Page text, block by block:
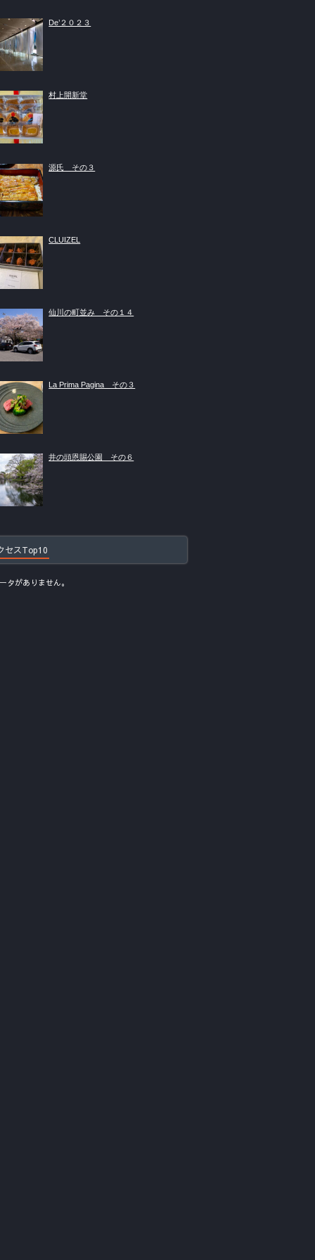
De’２０２３
村上開新堂
源氏 その３
CLUIZEL
仙川の町並み その１４
La Prima Pagina その３
井の頭恩賜公園 その６
セスTop10
タがありません。